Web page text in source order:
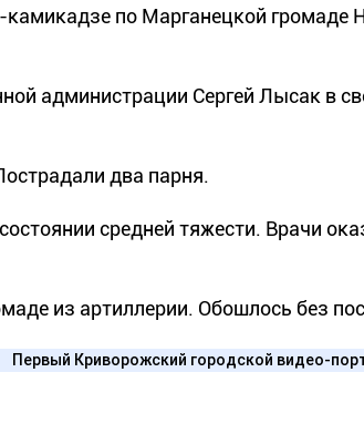
по Марганецкой громаде
администрации Сергей Лысак в
два парня.
средней тяжести. Врачи
из артиллерии. Обошлось без
Первый Криворожский городской видео-